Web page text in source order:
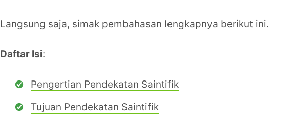
Langsung saja, simak pembahasan lengkapnya berikut ini.
Daftar Isi:
Pengertian Pendekatan Saintifik
Tujuan Pendekatan Saintifik